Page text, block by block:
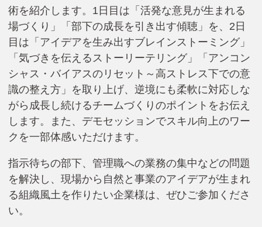
術を紹介します。1日目は「活発な意見が生まれる
場づくり」「部下の成長を引き出す傾聴」を、2日
目は「アイデアを生み出すブレインストーミング」
「気づきを伝えるストーリーテリング」「アンコン
シャス・バイアスのリセット～高ストレス下での意
識の整え方」を取り上げ、逆境にも柔軟に対応しな
がら成長し続けるチームづくりのポイントをお伝え
します。また、デモセッションでスキル向上のワー
クを一部体感いただけます。
指示待ちの部下、管理職への業務の集中などの問題
を解決し、現場から自然と事業のアイデアが生まれ
る組織風土を作りたい企業様は、ぜひご参加くださ
い。